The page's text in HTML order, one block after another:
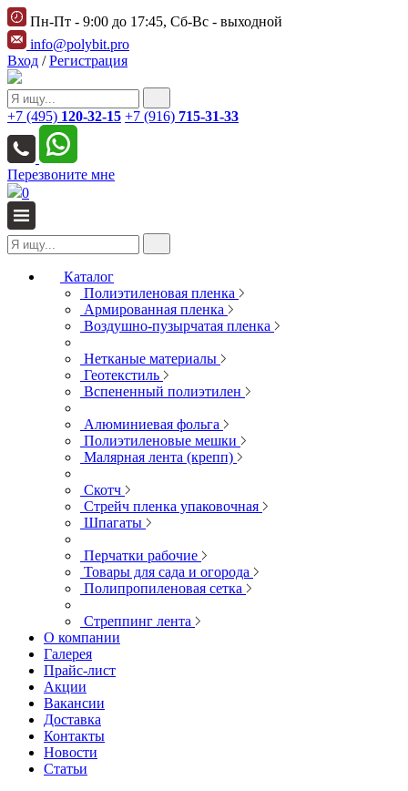
Пн-Пт - 9:00 до 17:45, Сб-Вс - выходной
info@polybit.pro
Вход /Регистрация
+7 (495) 120-32-15 +7 (916) 715-31-33
Перезвоните мне
0
Каталог
Полиэтиленовая пленка
Армированная пленка
Воздушно-пузырчатая пленка
Нетканые материалы
Геотекстиль
Вспененный полиэтилен
Алюминиевая фольга
Полиэтиленовые мешки
Малярная лента (крепп)
Скотч
Стрейч пленка упаковочная
Шпагаты
Перчатки рабочие
Товары для сада и огорода
Полипропиленовая сетка
Стреппинг лента
О компании
Галерея
Прайс-лист
Акции
Вакансии
Доставка
Контакты
Новости
Статьи